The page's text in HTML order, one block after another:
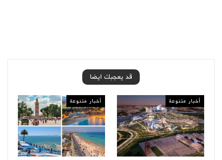
قد يعجبك ايضا
أخبار متنوعة أخبار متنوعة